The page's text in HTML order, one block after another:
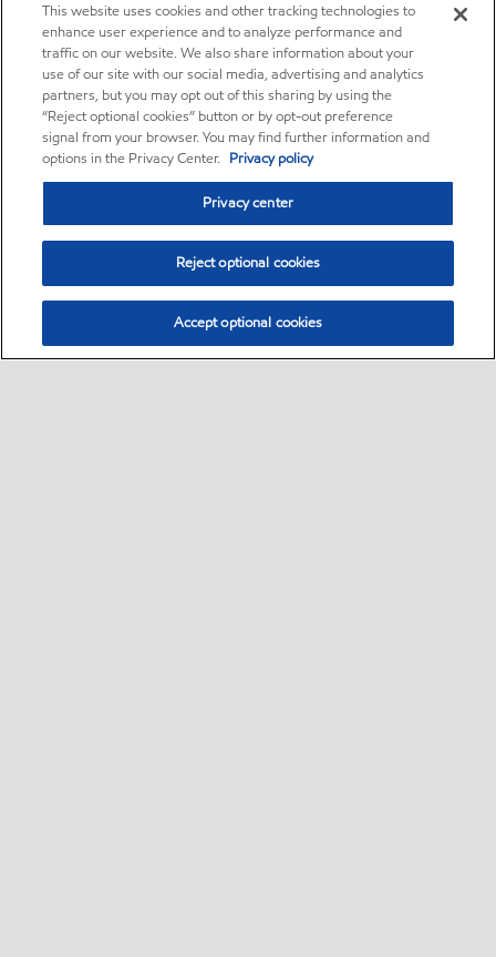
This website uses cookies and other tracking technologies to
enhance user experience and to analyze performance and
traffic on our website. We also share information about your
use of our site with our social media, advertising and analytics
partners, but you may opt out of this sharing by using the
“Reject optional cookies” button or by opt-out preference
signal from your browser. You may find further information and
options in the Privacy Center. Privacy policy
Privacy center
Reject optional cookies
Accept optional cookies